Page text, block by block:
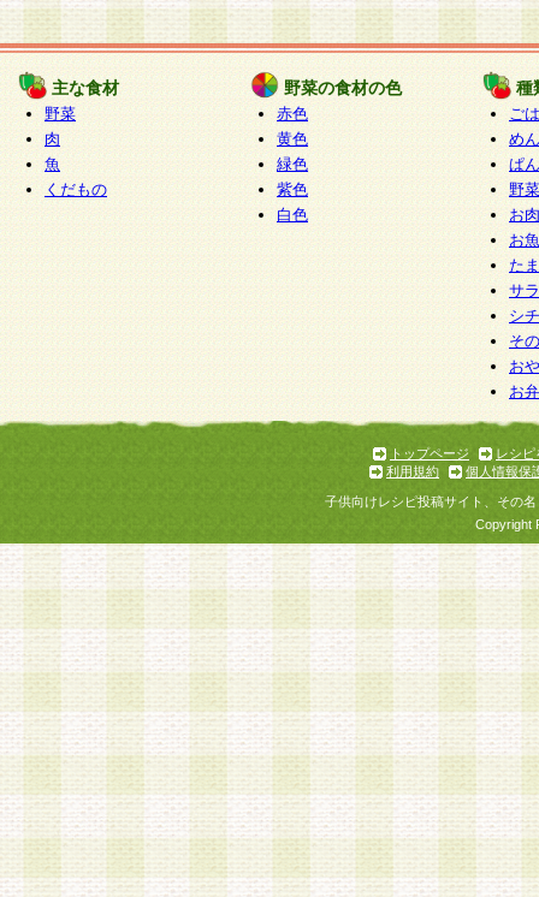
主な食材
野菜
肉
魚
くだもの
野菜の食材の色
赤色
黄色
緑色
紫色
白色
種
ご
めん
ぱん
野
お
お
た
サ
シ
そ
お
お
トップページ
レシピ
利用規約
個人情報保
子供向けレシピ投稿サイト、その
Copyright